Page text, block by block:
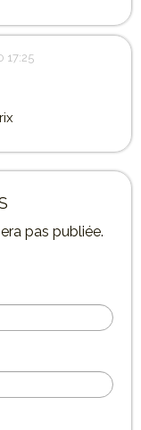
17:25
pas publiée.